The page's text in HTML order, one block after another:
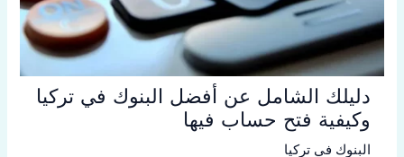
دليلك الشامل عن أفضل البنوك في تركيا
وكيفية فتح حساب فيها
البنوك في تركيا